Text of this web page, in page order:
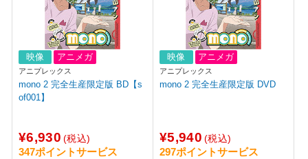
映像 アニメガ
アニプレックス
mono 2 完全生産限定版 BD【s
of001】
¥6,930 (税込)
347ポイントサービス
映像 アニメガ
アニプレックス
mono 2 完全生産限定版 DVD
¥5,940 (税込)
297ポイントサービス